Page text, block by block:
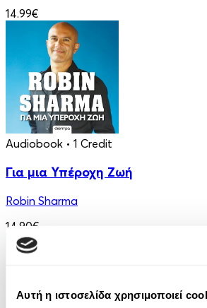
Αυτή η ιστοσελίδα χρησιμοποιεί
14.99€
Audiobook • 1 Credit
Για μια Υπέροχη Ζωή
Robin Sharma
14.90€